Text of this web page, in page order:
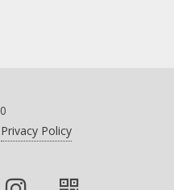
Privacy Policy